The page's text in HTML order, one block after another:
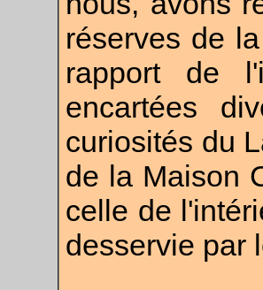
réserves de
rapport de
encartées
curiosités du
de la Maison
celle de
desservie par